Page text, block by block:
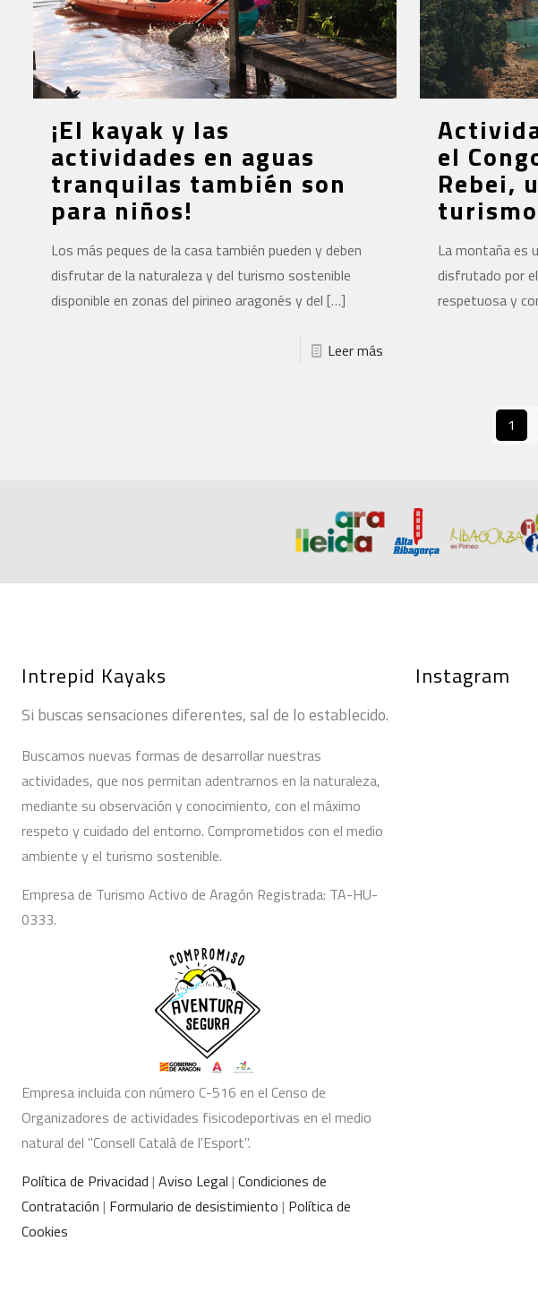
¡El kayak y las
actividades en aguas
tranquilas también son
para niños!
Los más peques de la casa también pueden y deben
disfrutar de la naturaleza y del turismo sostenible
disponible en zonas del pirineo aragonés y del […]
Leer más
el
Rebei,
La montaña es
disfrutado por
respetuosa y
1
Intrepid Kayaks
Si buscas sensaciones diferentes, sal de lo establecido.
Buscamos nuevas formas de desarrollar nuestras
actividades, que nos permitan adentrarnos en la naturaleza,
mediante su observación y conocimiento, con el máximo
respeto y cuidado del entorno. Comprometidos con el medio
ambiente y el turismo sostenible.
Empresa de Turismo Activo de Aragón Registrada: TA-HU-
0333.
Empresa incluida con número C-516 en el Censo de
Organizadores de actividades fisicodeportivas en el medio
natural del "Consell Català de l'Esport".
Política de Privacidad | Aviso Legal | Condiciones de
Contratación | Formulario de desistimiento | Política de
Cookies
Instagram